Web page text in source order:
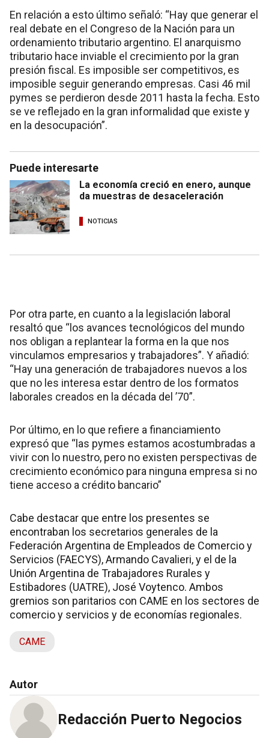
En relación a esto último señaló: “Hay que generar el
real debate en el Congreso de la Nación para un
ordenamiento tributario argentino. El anarquismo
tributario hace inviable el crecimiento por la gran
presión fiscal. Es imposible ser competitivos, es
imposible seguir generando empresas. Casi 46 mil
pymes se perdieron desde 2011 hasta la fecha. Esto
se ve reflejado en la gran informalidad que existe y
en la desocupación”.
Puede interesarte
La economía creció en enero, aunque
da muestras de desaceleración
NOTICIAS
Por otra parte, en cuanto a la legislación laboral
resaltó que “los avances tecnológicos del mundo
nos obligan a replantear la forma en la que nos
vinculamos empresarios y trabajadores”. Y añadió:
“Hay una generación de trabajadores nuevos a los
que no les interesa estar dentro de los formatos
laborales creados en la década del ’70”.
Por último, en lo que refiere a financiamiento
expresó que “las pymes estamos acostumbradas a
vivir con lo nuestro, pero no existen perspectivas de
crecimiento económico para ninguna empresa si no
tiene acceso a crédito bancario”
Cabe destacar que entre los presentes se
encontraban los secretarios generales de la
Federación Argentina de Empleados de Comercio y
Servicios (FAECYS), Armando Cavalieri, y el de la
Unión Argentina de Trabajadores Rurales y
Estibadores (UATRE), José Voytenco. Ambos
gremios son paritarios con CAME en los sectores de
comercio y servicios y de economías regionales.
CAME
Autor
Redacción Puerto Negocios